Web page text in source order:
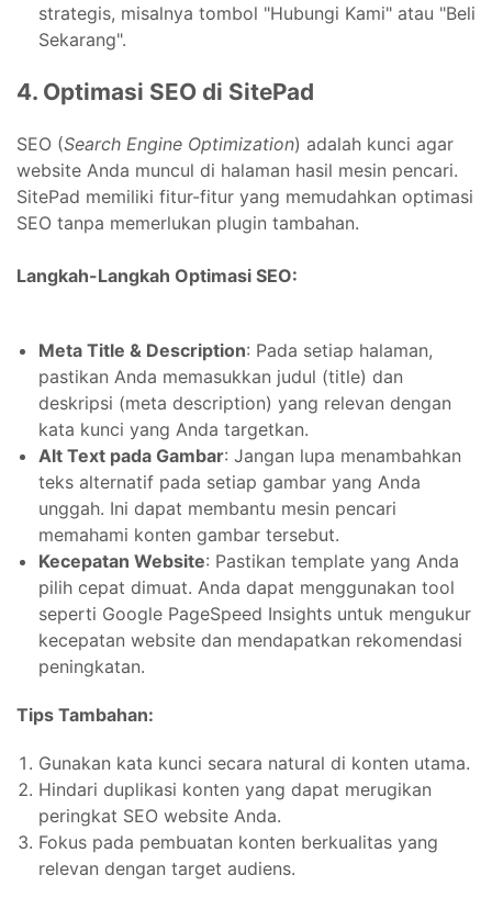
strategis, misalnya tombol "Hubungi Kami" atau "Beli
Sekarang".
4. Optimasi SEO di SitePad
SEO (Search Engine Optimization) adalah kunci agar
website Anda muncul di halaman hasil mesin pencari.
SitePad memiliki fitur-fitur yang memudahkan optimasi
SEO tanpa memerlukan plugin tambahan.
Langkah-Langkah Optimasi SEO:
Meta Title & Description: Pada setiap halaman,
pastikan Anda memasukkan judul (title) dan
deskripsi (meta description) yang relevan dengan
kata kunci yang Anda targetkan.
Alt Text pada Gambar: Jangan lupa menambahkan
teks alternatif pada setiap gambar yang Anda
unggah. Ini dapat membantu mesin pencari
memahami konten gambar tersebut.
Kecepatan Website: Pastikan template yang Anda
pilih cepat dimuat. Anda dapat menggunakan tool
seperti Google PageSpeed Insights untuk mengukur
kecepatan website dan mendapatkan rekomendasi
peningkatan.
Tips Tambahan:
Gunakan kata kunci secara natural di konten utama.
Hindari duplikasi konten yang dapat merugikan
peringkat SEO website Anda.
Fokus pada pembuatan konten berkualitas yang
relevan dengan target audiens.